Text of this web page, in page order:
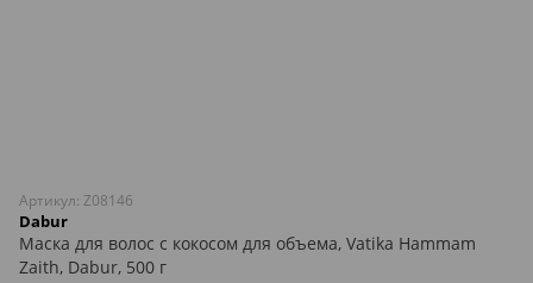
Артикул: Z08146
Dabur
Маска для волос с кокосом для объема, Vatika Hammam
Zaith, Dabur, 500 г